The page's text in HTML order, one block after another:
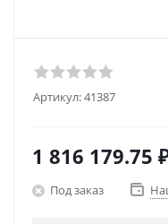
Артикул:41387
1 816 179.75
Под заказ